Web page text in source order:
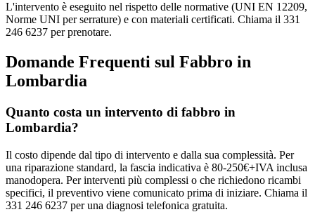
L'intervento è eseguito nel rispetto delle normative (UNI EN 12209,
Norme UNI per serrature) e con materiali certificati. Chiama il 331
246 6237 per prenotare.
Domande Frequenti sul Fabbro in
Lombardia
Quanto costa un intervento di fabbro in
Lombardia?
Il costo dipende dal tipo di intervento e dalla sua complessità. Per
una riparazione standard, la fascia indicativa è 80-250€+IVA inclusa
manodopera. Per interventi più complessi o che richiedono ricambi
specifici, il preventivo viene comunicato prima di iniziare. Chiama il
331 246 6237 per una diagnosi telefonica gratuita.